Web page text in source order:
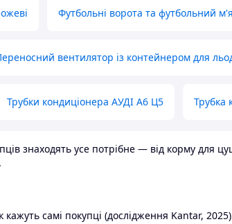
Футбольні ворота та футбольний
вентилятор із контейнером для
Трубки кондиціонера АУДІ А6 Ц5 Трубка
знаходять усе потрібне — від корму для
самі покупці (дослідження Kantar,